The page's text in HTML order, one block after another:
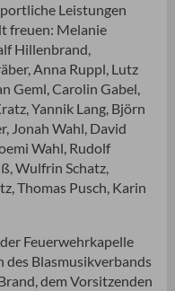
Leistungen
freuen: Melanie
Hillenbrand,
Anna Ruppl, Lutz
Geml, Carolin Gabel,
Yannik Lang, Björn
Jonah Wahl, David
Wahl, Rudolf
Wulfrin Schatz,
Thomas Pusch, Karin
Feuerwehrkapelle
Blasmusikverbands
dem Vorsitzenden